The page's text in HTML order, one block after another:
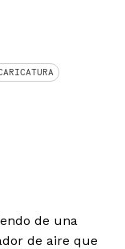
de una
de aire que